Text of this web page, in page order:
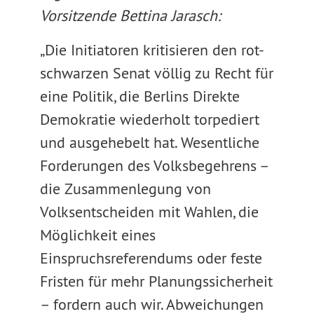
Vorsitzende Bettina Jarasch:
„Die Initiatoren kritisieren den rot-
schwarzen Senat völlig zu Recht für
eine Politik, die Berlins Direkte
Demokratie wiederholt torpediert
und ausgehebelt hat. Wesentliche
Forderungen des Volksbegehrens –
die Zusammenlegung von
Volksentscheiden mit Wahlen, die
Möglichkeit eines
Einspruchsreferendums oder feste
Fristen für mehr Planungssicherheit
– fordern auch wir. Abweichungen